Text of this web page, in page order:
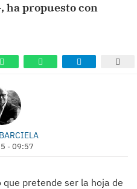
ha propuesto con
- 09:57
pretende ser la hoja de